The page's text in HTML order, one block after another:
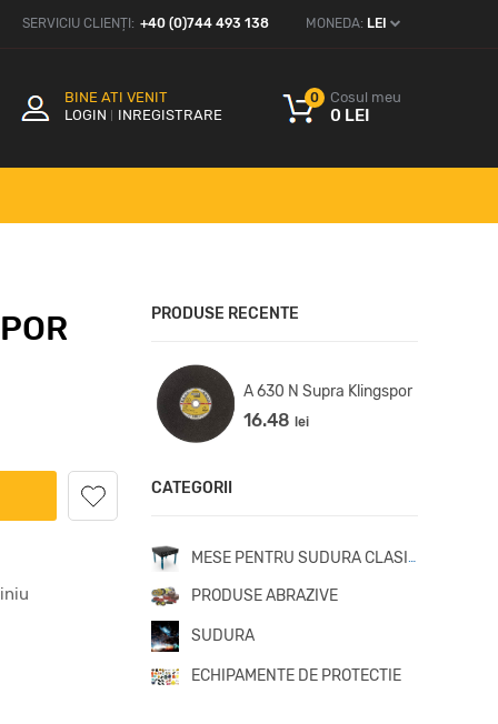
SERVICIU CLIENȚI: +40 (0)744 493 138 MONEDA: LEI
BINE ATI VENIT
LOGIN
INREGISTRARE
Cosul meu
0 LEI
0
PRODUSE RECENTE
A 630 N Supra Klingspor
16.48 lei
CATEGORII
MESE PENTRU SUDURA CLASICE
PRODUSE ABRAZIVE
SUDURA
ECHIPAMENTE DE PROTECTIE